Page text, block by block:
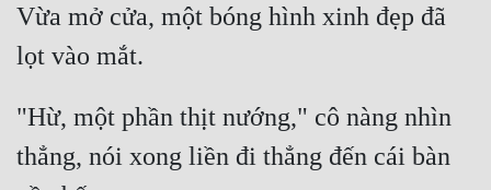
Đông Phương
Đông Phương Huyền Huyễn
Vừa mở cửa, một bóng hình xinh đẹp đã
"Hừ, một phần thịt nướng," cô nàng nhìn
thẳng, nói xong liền đi thẳng đến cái bàn